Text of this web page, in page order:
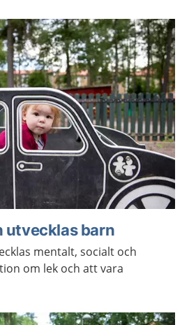
utvecklas barn
mentalt, socialt och
om lek och att vara